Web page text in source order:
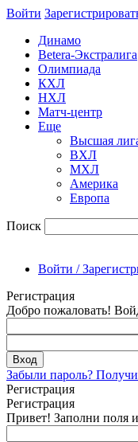
Войти
Динамо
Betera-Экстралига
Олимпиада
КХЛ
НХЛ
Матч-центр
Еще
Высшая
ВХЛ
МХЛ
Америка
Европа
Поиск
Войти /
Регистрация
Добро пожаловать!
Забыли пароль?
Регистрация
Регистрация
Привет! Заполни поля